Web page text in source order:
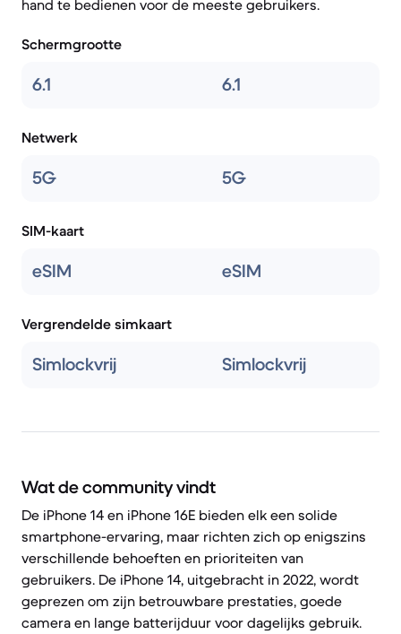
hand te bedienen voor de meeste gebruikers.
Schermgrootte
6.1 6.1
Netwerk
5G 5G
SIM-kaart
eSIM eSIM
Vergrendelde simkaart
Simlockvrij Simlockvrij
Wat de community vindt
De iPhone 14 en iPhone 16E bieden elk een solide
smartphone-ervaring, maar richten zich op enigszins
verschillende behoeften en prioriteiten van
gebruikers. De iPhone 14, uitgebracht in 2022, wordt
geprezen om zijn betrouwbare prestaties, goede
camera en lange batterijduur voor dagelijks gebruik.